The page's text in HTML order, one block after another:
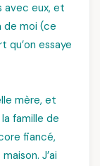
avec eux, et
de moi (ce
qu’on essaye
mère, et
famille de
fiancé,
J’ai